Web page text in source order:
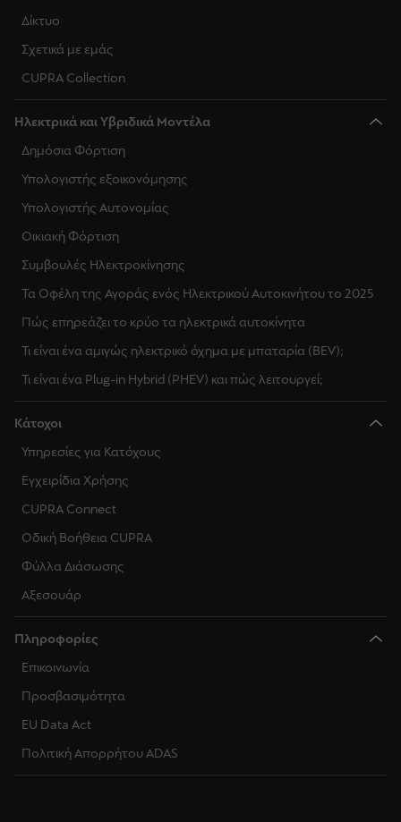
Δίκτυο
Σχετικά με εμάς
CUPRA Collection
Ηλεκτρικά και Υβριδικά Μοντέλα
Δημόσια Φόρτιση
Υπολογιστής εξοικονόμησης
Υπολογιστής Αυτονομίας
Οικιακή Φόρτιση
Συμβουλές Ηλεκτροκίνησης
Τα Οφέλη της Αγοράς ενός Ηλεκτρικού Αυτοκινήτου το 2025
Πώς επηρεάζει το κρύο τα ηλεκτρικά αυτοκίνητα
Τι είναι ένα αμιγώς ηλεκτρικό όχημα με μπαταρία (BEV);
Τι είναι ένα Plug-in Hybrid (PHEV) και πώς λειτουργεί;
Κάτοχοι
Υπηρεσίες για Κατόχους
Εγχειρίδια Χρήσης
CUPRA Connect
Οδική Βοήθεια CUPRA
Φύλλα Διάσωσης
Αξεσουάρ
Πληροφορίες
Επικοινωνία
Προσβασιμότητα
EU Data Act
Πολιτική Απορρήτου ADAS